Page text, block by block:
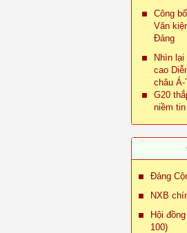
Công
Văn
Đảng
Nhìn
cao
châu Á-
G20
niềm
Đảng
NXB
Hội
100)